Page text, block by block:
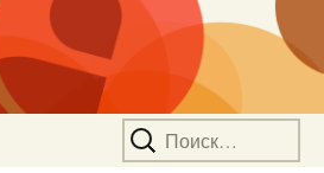
Найти: